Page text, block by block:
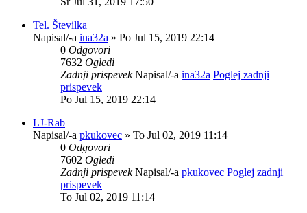
Tel. Številka
Napisal/-a ina32a » Po Jul 15, 2019 22:14
0 Odgovori
7632 Ogledi
Zadnji prispevekNapisal/-a ina32a Poglej zadnji
prispevek
Po Jul 15, 2019 22:14
LJ-Rab
Napisal/-a pkukovec » To Jul 02, 2019 11:14
0 Odgovori
7602 Ogledi
Zadnji prispevekNapisal/-a pkukovec Poglej zadnji
prispevek
To Jul 02, 2019 11:14